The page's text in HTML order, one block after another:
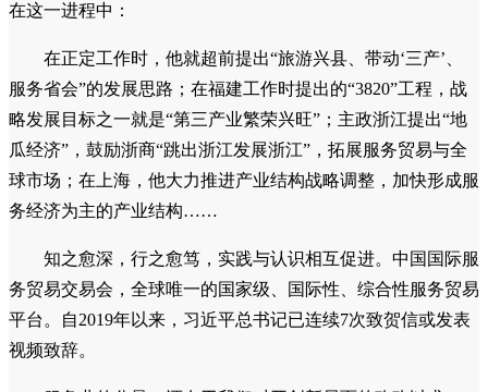
在这一进程中：
在正定工作时，他就超前提出“旅游兴县、带动‘三产’、
服务省会”的发展思路；在福建工作时提出的“3820”工程，战
略发展目标之一就是“第三产业繁荣兴旺”；主政浙江提出“地
瓜经济”，鼓励浙商“跳出浙江发展浙江”，拓展服务贸易与全
球市场；在上海，他大力推进产业结构战略调整，加快形成服
务经济为主的产业结构……
知之愈深，行之愈笃，实践与认识相互促进。中国国际服
务贸易交易会，全球唯一的国家级、国际性、综合性服务贸易
平台。自2019年以来，习近平总书记已连续7次致贺信或发表
视频致辞。